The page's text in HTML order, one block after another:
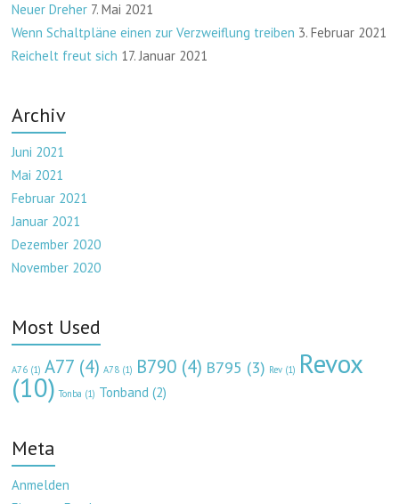
Neuer Dreher 7. Mai 2021
Wenn Schaltpläne einen zur Verzweiflung treiben 3. Februar 2021
Reichelt freut sich 17. Januar 2021
Archiv
Juni 2021
Mai 2021
Februar 2021
Januar 2021
Dezember 2020
November 2020
Most Used
A76 (1) A77 (4) A78 (1) B790 (4) B795 (3) Rev (1) Revox
(10) Tonba (1) Tonband (2)
Meta
Anmelden